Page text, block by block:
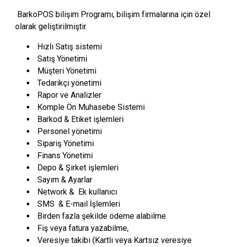
BarkoPOS bilişim Programı, bilişim firmalarına için özel
olarak geliştirilmiştir.
Hızlı Satış sistemi
Satış Yönetimi
Müşteri Yönetimi
Tedarikçi yönetimi
Rapor ve Analizler
Komple Ön Muhasebe Sistemi
Barkod & Etiket işlemleri
Personel yönetimi
Sipariş Yönetimi
Finans Yönetimi
Depo & Şirket işlemleri
Sayım & Ayarlar
Network & Ek kullanıcı
SMS & E-mail İşlemleri
Birden fazla şekilde ödeme alabilme.
Fiş veya fatura yazabilme,
Veresiye takibi (Kartlı veya Kartsız veresiye